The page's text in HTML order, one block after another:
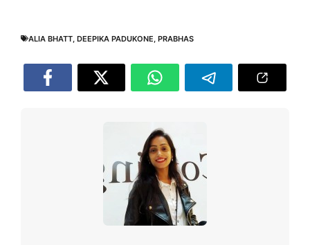
ALIA BHATT DEEPIKA PADUKONE PRABHAS